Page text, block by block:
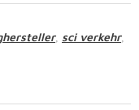
, sci verkehr,